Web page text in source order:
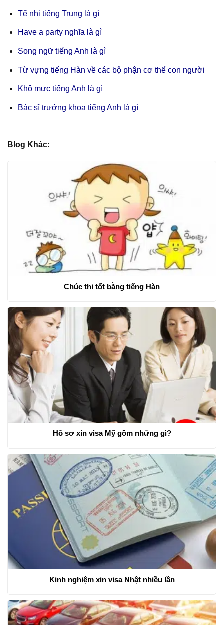
Tế nhị tiếng Trung là gì
Have a party nghĩa là gì
Song ngữ tiếng Anh là gì
Từ vựng tiếng Hàn về các bộ phận cơ thể con người
Khô mực tiếng Anh là gì
Bác sĩ trưởng khoa tiếng Anh là gì
Blog Khác:
Chúc thi tốt bằng tiếng Hàn
Hồ sơ xin visa Mỹ gồm những gì?
Kinh nghiệm xin visa Nhật nhiều lần